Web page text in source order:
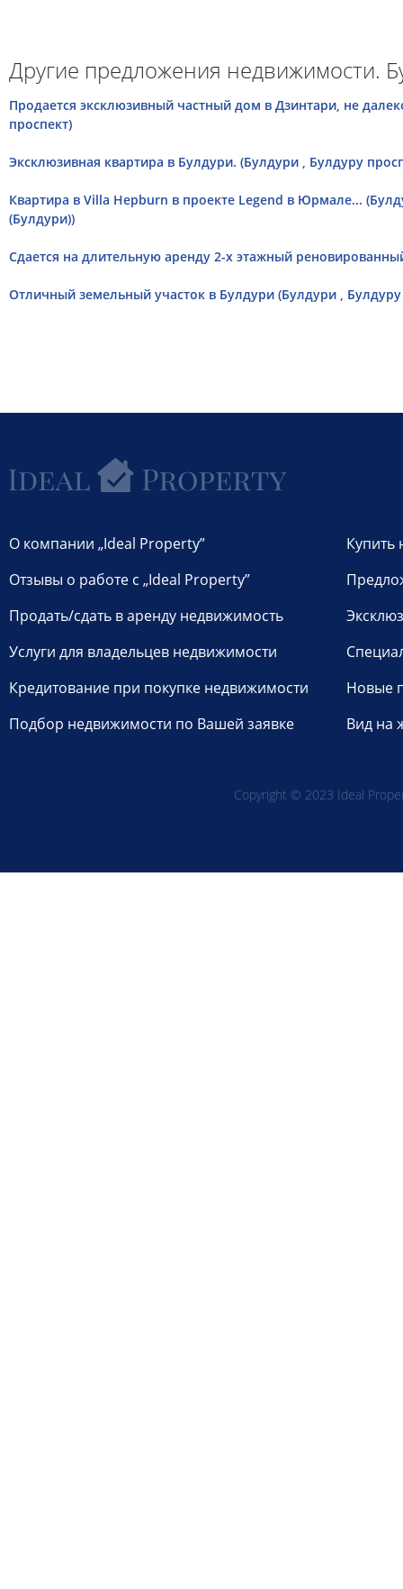
Другие предложения недвижимости.
Продается эксклюзивный частный дом в Дзинтари, не
проспект)
Эксклюзивная квартира в Булдури. (Булдури , Булдуру
Квартира в Villa Hepburn в проекте Legend в Юрмале...
(Булдури))
Cдается на длительную аренду 2-х этажный
Отличный земельный участок в Булдури (Булдури , Булдуру
О компании „Ideal Property”
Отзывы о работе с „Ideal Property”
Продать/сдать в аренду недвижимость
Услуги для владельцев недвижимости
Кредитование при покупке недвижимости
Подбор недвижимости по Вашей заявке
Купить
Новые
Вид на
Copyright © 2023 Ideal